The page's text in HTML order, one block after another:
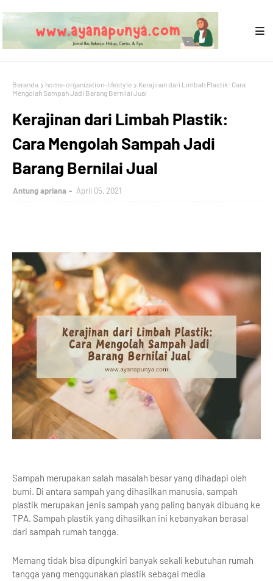
Beranda home-organization-lifestyle
Kerajinan dari Limbah Plastik: Cara
Mengolah Sampah Jadi Barang Bernilai Jual
Kerajinan dari Limbah Plastik:
Cara Mengolah Sampah Jadi
Barang Bernilai Jual
Antung apriana April 05, 2021
Sampah merupakan salah masalah besar yang dihadapi oleh
bumi. Di antara sampah yang dihasilkan manusia, sampah
plastik merupakan jenis sampah yang paling banyak dibuang ke
TPA. Sampah plastik yang dihasilkan ini kebanyakan berasal
dari sampah rumah tangga.
Memang tidak bisa dipungkiri banyak sekali kebutuhan rumah
tangga yang menggunakan plastik sebagai media